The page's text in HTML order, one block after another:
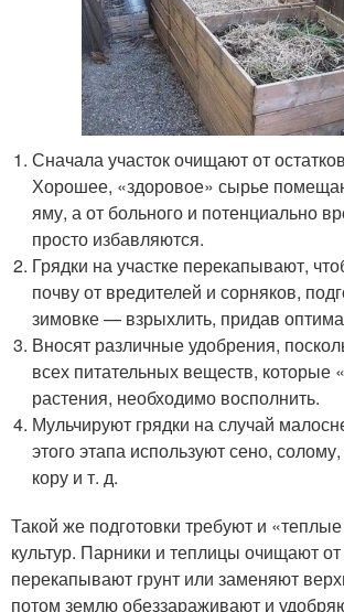
Сначала участок очищают от
Хорошее, «здоровое» сырье
яму, а от больного и потенциально
просто избавляются.
Грядки на участке перекапывают,
почву от вредителей и сорняков,
зимовке — взрыхлить, придав
Вносят различные удобрения,
всех питательных веществ, которые
растения, необходимо восполнить.
Мульчируют грядки на случай
этого этапа используют сено,
кору и т. д.
Такой же подготовки требуют и
культур. Парники и теплицы очищают от
перекапывают грунт или заменяют
потом землю обеззараживают и